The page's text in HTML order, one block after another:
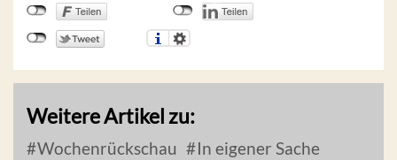
Weitere Artikel zu:
Wochenrückschau
In eigener Sache